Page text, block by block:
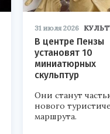
31 июля 2026
В центре Пензы
установят 10
миниатюрных
скульптур
Они станут
нового
маршрута.